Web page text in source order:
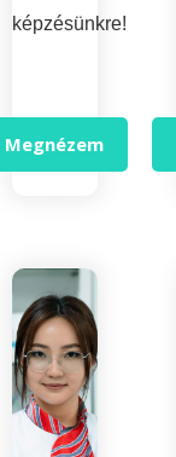
képzésünkre!
Megnézem